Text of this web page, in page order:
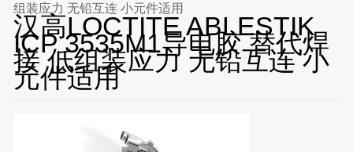
组装应力 无铅互连 小元件适用
汉高LOCTITE ABLESTIK
ICP 3535M1导电胶 替代焊
接 低组装应力 无铅互连 小
元件适用